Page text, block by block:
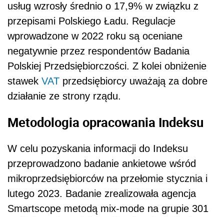
usług wzrosły średnio o 17,9% w związku z
przepisami Polskiego Ładu. Regulacje
wprowadzone w 2022 roku są oceniane
negatywnie przez respondentów Badania
Polskiej Przedsiębiorczości. Z kolei obniżenie
stawek VAT przedsiębiorcy uważają za dobre
działanie ze strony rządu.
Metodologia opracowania Indeksu
W celu pozyskania informacji do Indeksu
przeprowadzono badanie ankietowe wśród
mikroprzedsiębiorców na przełomie stycznia i
lutego 2023. Badanie zrealizowała agencja
Smartscope metodą mix-mode na grupie 301